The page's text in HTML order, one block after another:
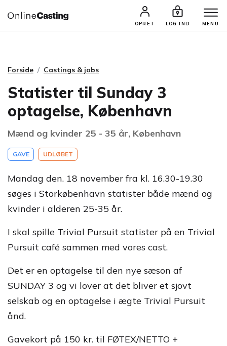
OPRET LOG IND MENU
CASTINGS & JOBS SØG PROFIL
Forside Castings & jobs
Statister til Sunday 3
optagelse, København
Mænd og kvinder 25 - 35 år, København
GAVE UDLØBET
Mandag den. 18 november fra kl. 16.30-19.30
søges i Storkøbenhavn statister både mænd og
kvinder i alderen 25-35 år.
I skal spille Trivial Pursuit statister på en Trivial
Pursuit café sammen med vores cast.
Det er en optagelse til den nye sæson af
SUNDAY 3 og vi lover at det bliver et sjovt
selskab og en optagelse i ægte Trivial Pursuit
ånd.
Gavekort på 150 kr. til FØTEX/NETTO +